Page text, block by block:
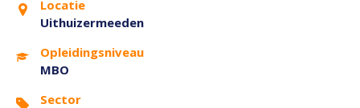
Locatie
Uithuizermeeden
Opleidingsniveau
MBO
Sector